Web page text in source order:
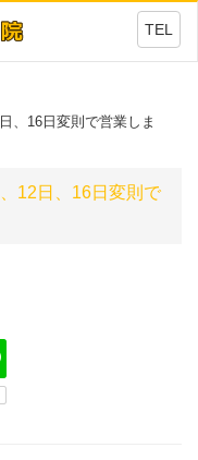
TEL
、16日変則で営業しま
12日、16日変則で